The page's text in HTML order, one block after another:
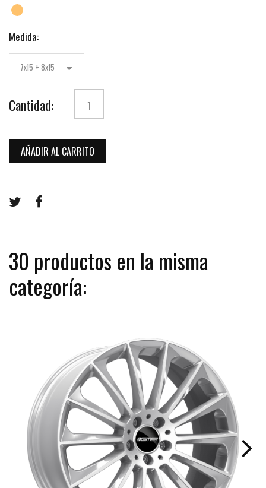
Medida:
7x15 + 8x15
Cantidad:
AÑADIR AL CARRITO
30 productos en la misma
categoría: